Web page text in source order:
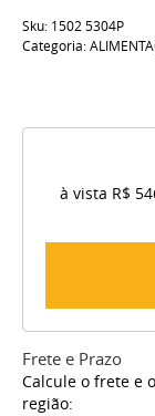
Sku: 1502 5304P
Categoria:
à vista R$
Frete e Prazo
Calcule o frete e
região: